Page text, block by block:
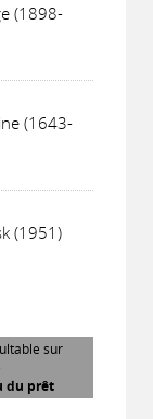
(1898-
(1643-
(1951)
sur
du prêt